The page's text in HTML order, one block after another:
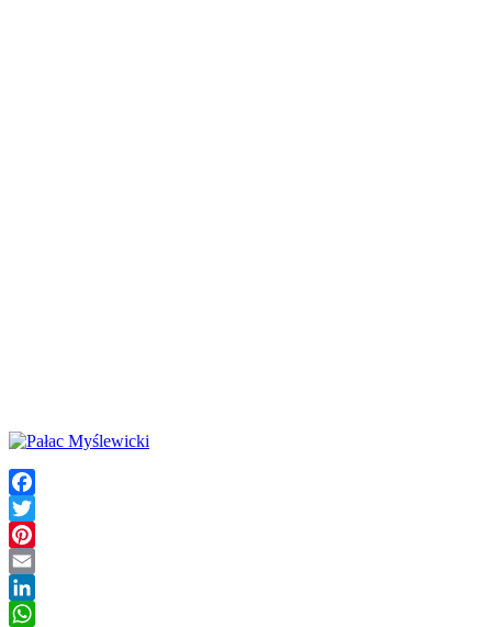
Facebook
Twitter
Pinterest
Email
LinkedIn